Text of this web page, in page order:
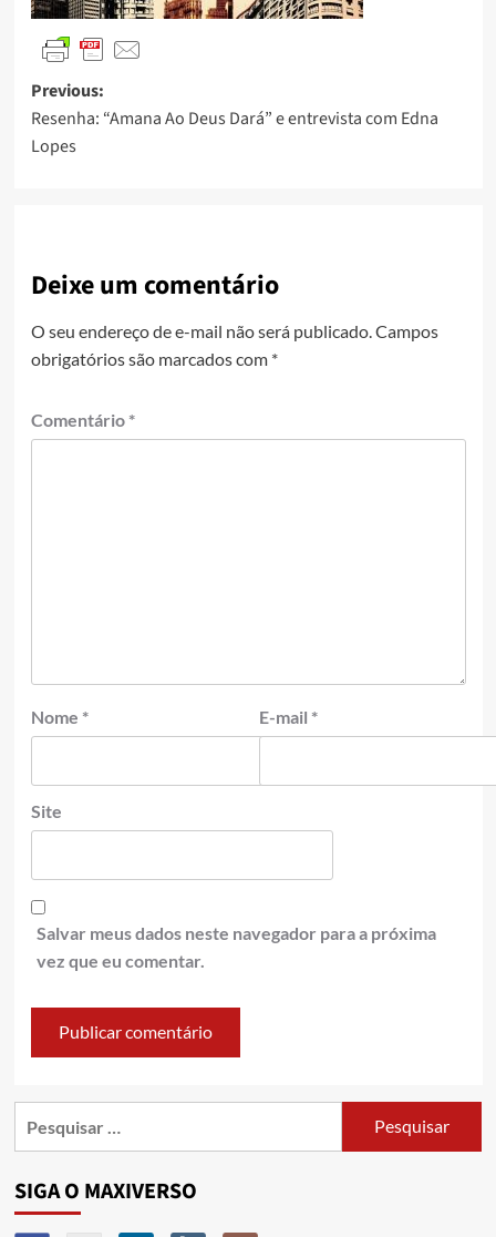
Previous:
Resenha: “Amana Ao Deus Dará” e entrevista com Edna
Lopes
Deixe um comentário
O seu endereço de e-mail não será publicado. Campos
obrigatórios são marcados com *
Comentário *
Nome * E-mail *
Site
Salvar meus dados neste navegador para a próxima
vez que eu comentar.
SIGA O MAXIVERSO